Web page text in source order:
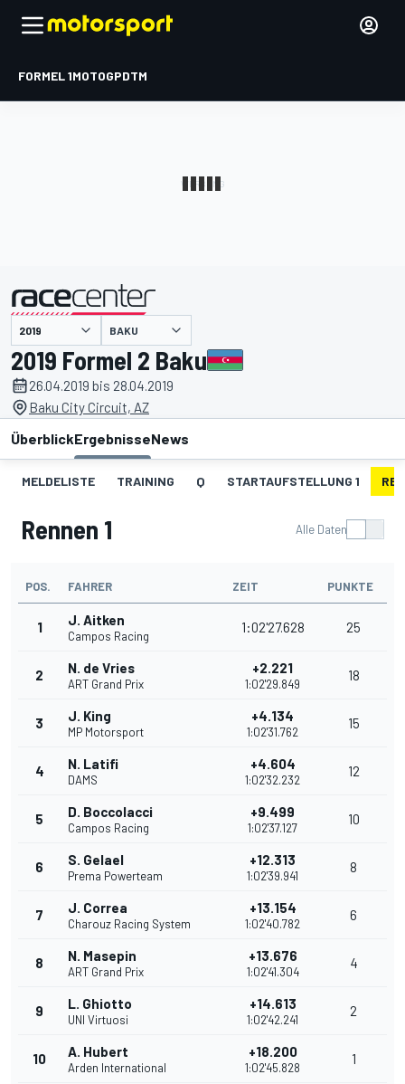
FORMEL 1MOTOGPDTM
BAKU
2019 Formel 2 Baku
26.04.2019 bis 28.04.2019
Baku City Circuit, AZ
ÜberblickErgebnisseNews
MELDELISTE TRAINING Q STARTAUFSTELLUNG 1
Rennen 1 Alle Daten
POS. FAHRER ZEIT PUNKTE
1 J. Aitken
Campos Racing
1:02'27.628 25
2 N. de Vries
ART Grand Prix
+2.221
1:02'29.849
18
3 J. King
MP Motorsport
+4.134
1:02'31.762
15
4 N. Latifi
DAMS
+4.604
1:02'32.232
12
5 D. Boccolacci
Campos Racing
+9.499
1:02'37.127
10
6 S. Gelael
Prema Powerteam
+12.313
1:02'39.941
8
7 J. Correa
Charouz Racing System
+13.154
1:02'40.782
6
8 N. Masepin
ART Grand Prix
+13.676
1:02'41.304
4
9 L. Ghiotto
UNI Virtuosi
+14.613
1:02'42.241
2
10 A. Hubert
Arden International
+18.200
1:02'45.828
1